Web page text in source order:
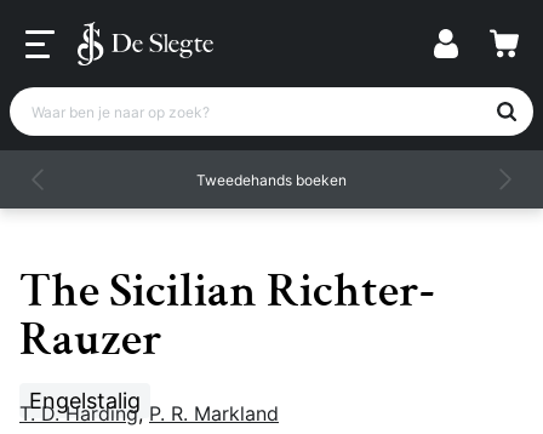
Waar ben je naar op zoek?
Tweedehands boeken
The Sicilian Richter-
Rauzer
Engelstalig
T. D. Harding, P. R. Markland